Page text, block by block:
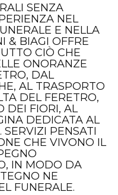
SENZA
NEL
E NELLA
& BIAGI OFFRE
CIÒ CHE
ONORANZE
DAL
AL TRASPORTO
DEL FERETRO,
DEI FIORI, AL
DEDICATA AL
PENSATI
CHE VIVONO IL
IN MODO DA
NE
FUNERALE.